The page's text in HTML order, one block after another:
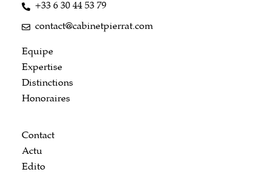
+33 6 30 44 53 79
contact@cabinetpierrat.com
Equipe
Expertise
Distinctions
Honoraires
Contact
Actu
Edito